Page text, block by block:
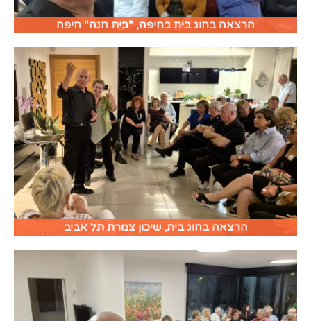
הרצאה בחוג בית בחיפה, "בית חנה" חיפה
הרצאה בחוג בית, שיכון צמרת תל אביב